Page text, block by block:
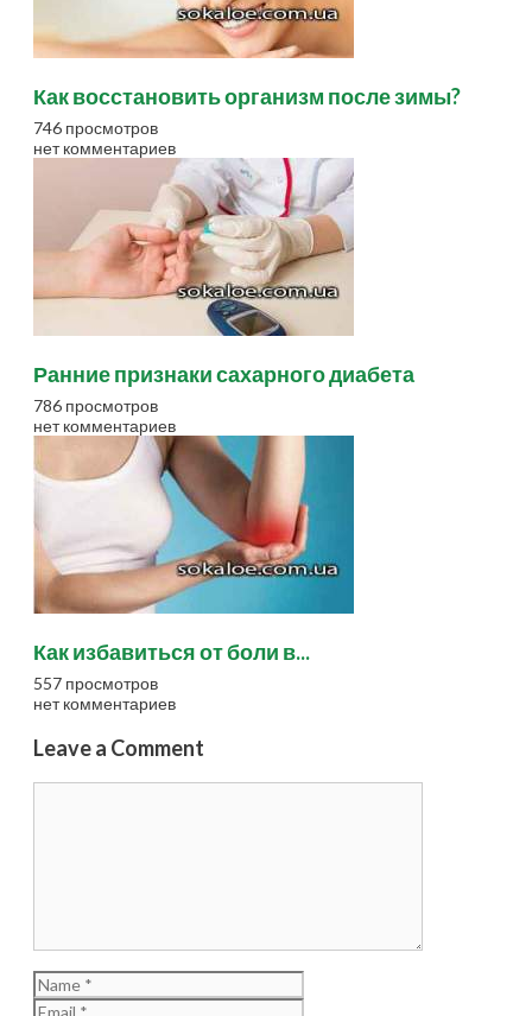
Как восстановить организм после зимы?
746 просмотров
нет комментариев
Ранние признаки сахарного диабета
786 просмотров
нет комментариев
Как избавиться от боли в...
557 просмотров
нет комментариев
Leave a Comment